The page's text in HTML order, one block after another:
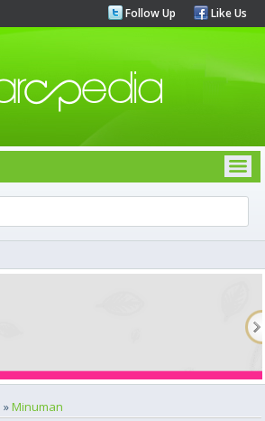
Follow Up Like Us
»Minuman